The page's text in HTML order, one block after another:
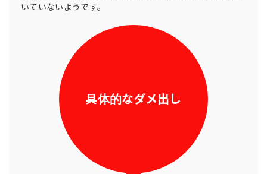
いていないようです。
具体的なダメ出し